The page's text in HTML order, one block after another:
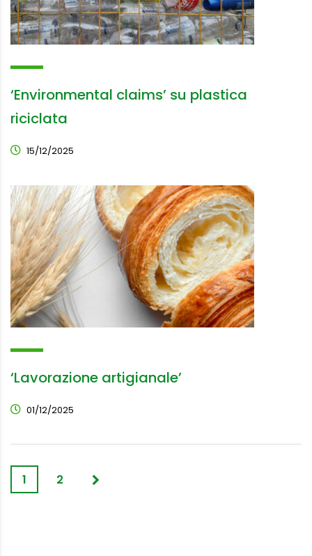
‘Environmental claims’ su plastica
riciclata
15/12/2025
‘Lavorazione artigianale’
01/12/2025
1 2